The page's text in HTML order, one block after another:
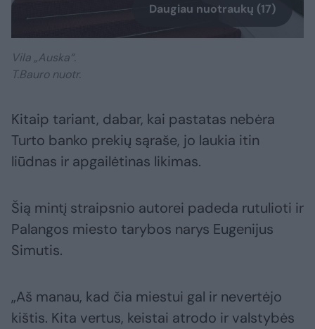
Daugiau nuotraukų (17)
Vila „Auska“.
T.Bauro nuotr.
Kitaip tariant, dabar, kai pastatas nebėra
Turto banko prekių sąraše, jo laukia itin
liūdnas ir apgailėtinas likimas.
Šią mintį straipsnio autorei padeda rutulioti ir
Palangos miesto tarybos narys Eugenijus
Simutis.
„Aš manau, kad čia miestui gal ir nevertėjo
kištis. Kita vertus, keistai atrodo ir valstybės